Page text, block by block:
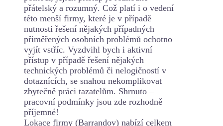
přátelský a rozumný. Což platí i o vedení
této menší firmy, které je v případě
nutnosti řešení nějakých případných
přiměřených osobních problémů ochotno
vyjít vstříc. Vyzdvihl bych i aktivní
přístup v případě řešení nějakých
technických problémů či nelogičností v
dotaznících, se snahou nekomplikovat
zbytečně práci tazatelům. Shrnuto –
pracovní podmínky jsou zde rozhodně
příjemné!
Lokace firmy (Barrandov) nabízí celkem